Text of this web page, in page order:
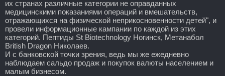
их странах различные категории не оправданных
медицинскими показаниями операций и вмешательств,
отражающихся на физической неприкосновенности детей", и
провели информационные кампании по каждой из этих
категорий. Пептиды St Biotechnology Ногинск, Метанабол
British Dragon Николаев.
И с банковской точки зрения, ведь мы же ежедневно
наблюдаем сальдо продаж и покупок валюты населением и
малым бизнесом.